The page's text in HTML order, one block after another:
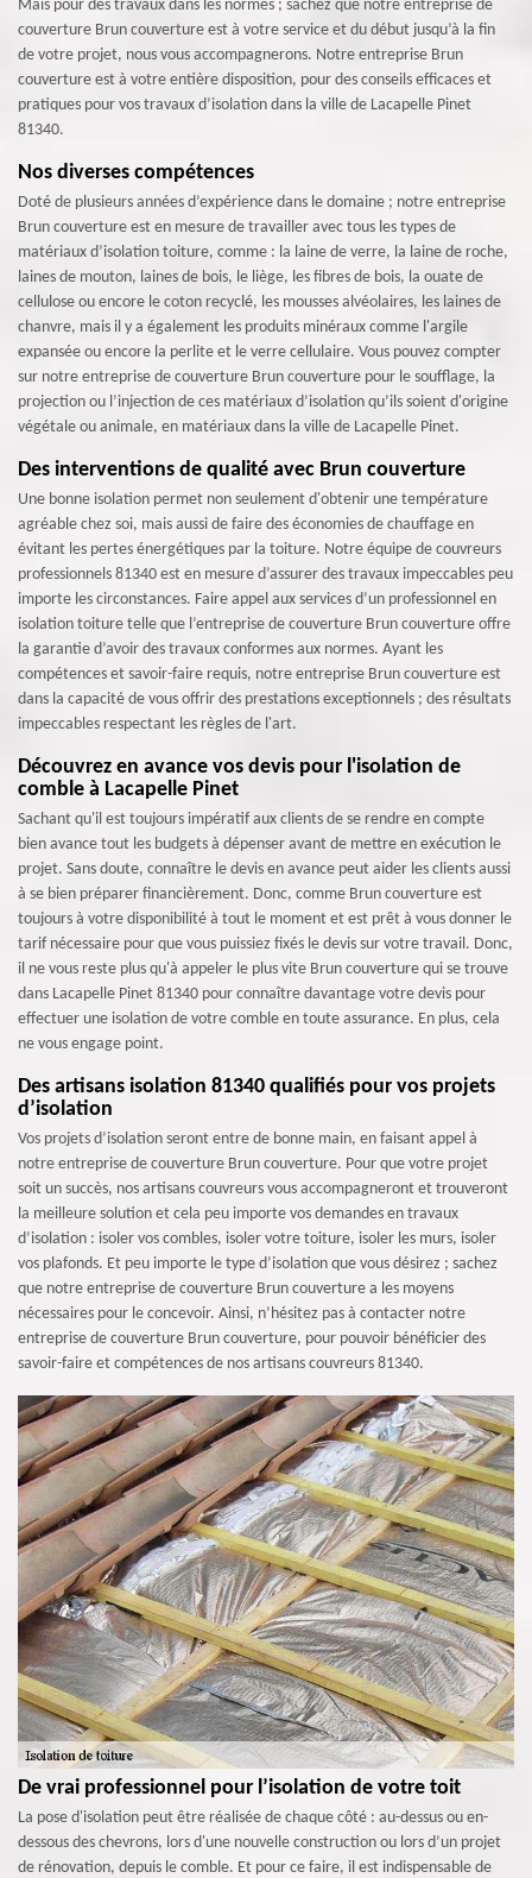
Mais pour des travaux dans les normes ; sachez que notre entreprise de
couverture Brun couverture est à votre service et du début jusqu’à la fin
de votre projet, nous vous accompagnerons. Notre entreprise Brun
couverture est à votre entière disposition, pour des conseils efficaces et
pratiques pour vos travaux d’isolation dans la ville de Lacapelle Pinet
81340.
Nos diverses compétences
Doté de plusieurs années d’expérience dans le domaine ; notre entreprise
Brun couverture est en mesure de travailler avec tous les types de
matériaux d’isolation toiture, comme : la laine de verre, la laine de roche,
laines de mouton, laines de bois, le liège, les fibres de bois, la ouate de
cellulose ou encore le coton recyclé, les mousses alvéolaires, les laines de
chanvre, mais il y a également les produits minéraux comme l'argile
expansée ou encore la perlite et le verre cellulaire. Vous pouvez compter
sur notre entreprise de couverture Brun couverture pour le soufflage, la
projection ou l’injection de ces matériaux d’isolation qu’ils soient d'origine
végétale ou animale, en matériaux dans la ville de Lacapelle Pinet.
Des interventions de qualité avec Brun couverture
Une bonne isolation permet non seulement d'obtenir une température
agréable chez soi, mais aussi de faire des économies de chauffage en
évitant les pertes énergétiques par la toiture. Notre équipe de couvreurs
professionnels 81340 est en mesure d’assurer des travaux impeccables peu
importe les circonstances. Faire appel aux services d’un professionnel en
isolation toiture telle que l’entreprise de couverture Brun couverture offre
la garantie d’avoir des travaux conformes aux normes. Ayant les
compétences et savoir-faire requis, notre entreprise Brun couverture est
dans la capacité de vous offrir des prestations exceptionnels ; des résultats
impeccables respectant les règles de l'art.
Découvrez en avance vos devis pour l'isolation de
comble à Lacapelle Pinet
Sachant qu'il est toujours impératif aux clients de se rendre en compte
bien avance tout les budgets à dépenser avant de mettre en exécution le
projet. Sans doute, connaître le devis en avance peut aider les clients aussi
à se bien préparer financièrement. Donc, comme Brun couverture est
toujours à votre disponibilité à tout le moment et est prêt à vous donner le
tarif nécessaire pour que vous puissiez fixés le devis sur votre travail. Donc,
il ne vous reste plus qu'à appeler le plus vite Brun couverture qui se trouve
dans Lacapelle Pinet 81340 pour connaître davantage votre devis pour
effectuer une isolation de votre comble en toute assurance. En plus, cela
ne vous engage point.
Des artisans isolation 81340 qualifiés pour vos projets
d’isolation
Vos projets d’isolation seront entre de bonne main, en faisant appel à
notre entreprise de couverture Brun couverture. Pour que votre projet
soit un succès, nos artisans couvreurs vous accompagneront et trouveront
la meilleure solution et cela peu importe vos demandes en travaux
d’isolation : isoler vos combles, isoler votre toiture, isoler les murs, isoler
vos plafonds. Et peu importe le type d’isolation que vous désirez ; sachez
que notre entreprise de couverture Brun couverture a les moyens
nécessaires pour le concevoir. Ainsi, n’hésitez pas à contacter notre
entreprise de couverture Brun couverture, pour pouvoir bénéficier des
savoir-faire et compétences de nos artisans couvreurs 81340.
De vrai professionnel pour l’isolation de votre toit
La pose d'isolation peut être réalisée de chaque côté : au-dessus ou en-
dessous des chevrons, lors d'une nouvelle construction ou lors d’un projet
de rénovation, depuis le comble. Et pour ce faire, il est indispensable de